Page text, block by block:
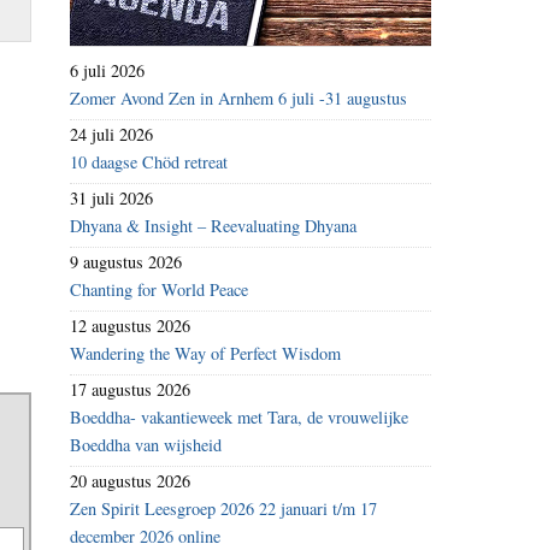
6 juli 2026
Zomer Avond Zen in Arnhem 6 juli -31 augustus
24 juli 2026
10 daagse Chöd retreat
31 juli 2026
Dhyana & Insight – Reevaluating Dhyana
9 augustus 2026
Chanting for World Peace
12 augustus 2026
Wandering the Way of Perfect Wisdom
17 augustus 2026
Boeddha- vakantieweek met Tara, de vrouwelijke
Boeddha van wijsheid
20 augustus 2026
Zen Spirit Leesgroep 2026 22 januari t/m 17
december 2026 online